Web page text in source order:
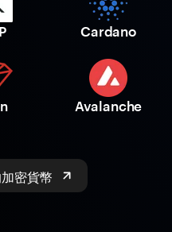
Cardano
Avalanche
密貨幣